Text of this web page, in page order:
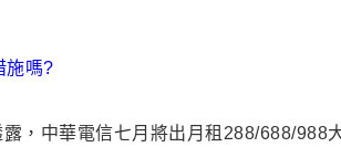
施嗎?
，中華電信七月將出月租288/688/988